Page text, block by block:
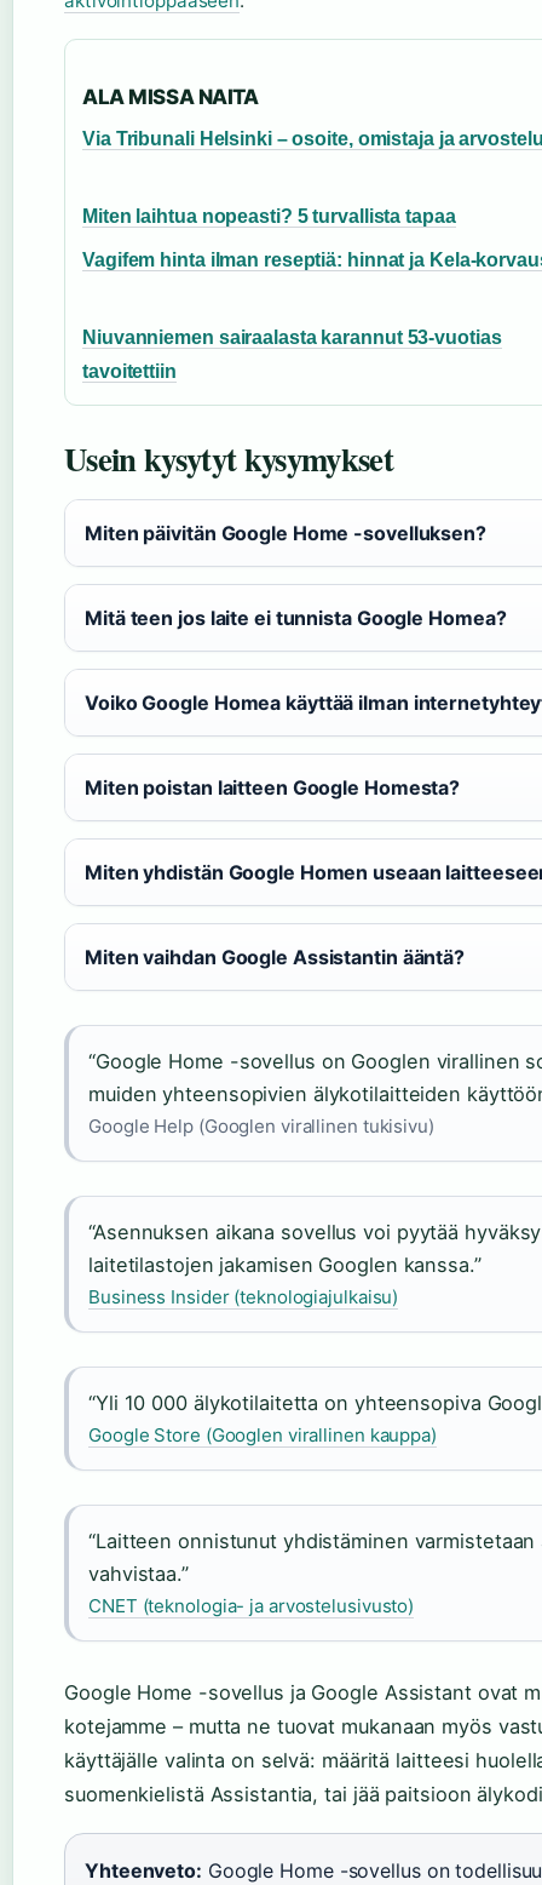
ALA MISSA NAITA
Via Tribunali Helsinki – osoite, omistaja ja
Miten laihtua nopeasti? 5 turvallista tapaa
Vagifem hinta ilman reseptiä: hinnat ja Kela-
Niuvanniemen sairaalasta karannut 53-vuotias
tavoitettiin
Usein kysytyt kysymykset
Miten päivitän Google Home -sovelluksen?
Mitä teen jos laite ei tunnista Google Homea?
Voiko Google Homea käyttää ilman
Miten poistan laitteen Google Homesta?
Miten yhdistän Google Homen useaan
Miten vaihdan Google Assistantin ääntä?
“Google Home -sovellus on Googlen virallinen
muiden yhteensopivien älykotilaitteiden
Google Help (Googlen virallinen tukisivu)
“Asennuksen aikana sovellus voi pyytää
laitetilastojen jakamisen Googlen kanssa.”
Business Insider (teknologiajulkaisu)
“Yli 10 000 älykotilaitetta on yhteensopiva
Google Store (Googlen virallinen kauppa)
“Laitteen onnistunut yhdistäminen
vahvistaa.”
CNET (teknologia- ja arvostelusivusto)
Google Home -sovellus ja Google Assistant ovat
kotejamme – mutta ne tuovat mukanaan myös
käyttäjälle valinta on selvä: määritä laitteesi
suomenkielistä Assistantia, tai jää paitsioon
Yhteenveto: Google Home -sovellus on